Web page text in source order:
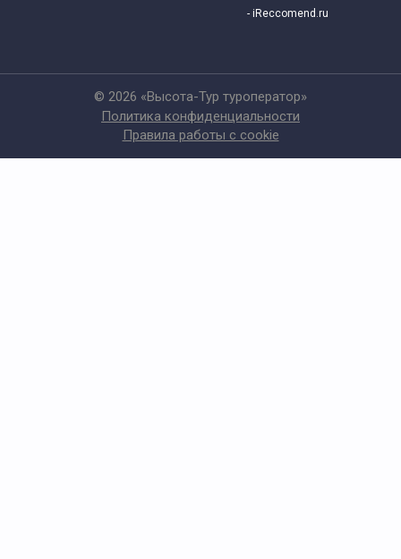
- iReccomend.ru
© 2026 «Высота-Тур туроператор»
Политика конфиденциальности
Правила работы с cookie